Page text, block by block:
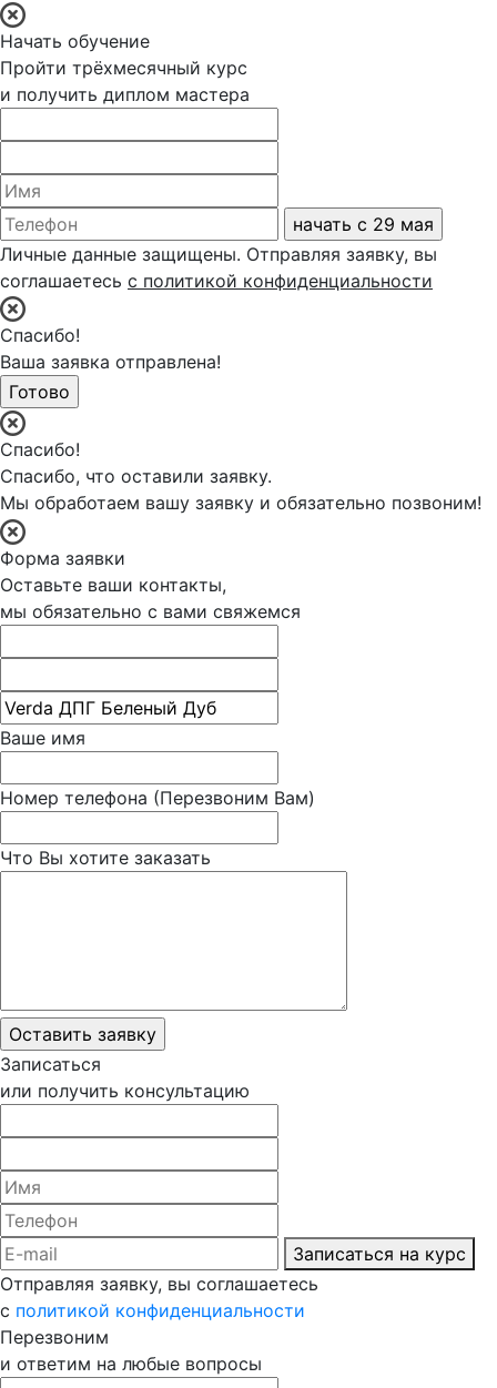
Начать обучение
Пройти трёхмесячный курс
и получить диплом мастера
Личные данные защищены. Отправляя заявку, вы
соглашаетесь с политикой конфиденциальности
Спасибо!
Ваша заявка отправлена!
Спасибо!
Спасибо, что оставили заявку.
Мы обработаем вашу заявку и обязательно позвоним!
Форма заявки
Оставьте ваши контакты,
мы обязательно с вами свяжемся
Ваше имя
Номер телефона (Перезвоним Вам)
Что Вы хотите заказать
Записаться
или получить консультацию
Записаться на курс
Отправляя заявку, вы соглашаетесь
с политикой конфиденциальности
Перезвоним
и ответим на любые вопросы